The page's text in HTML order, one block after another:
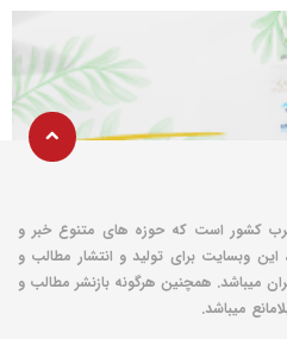
کشور است که حوزه های متنوع خبر و
وبسایت برای تولید و انتشار مطالب و
میباشد. همچنین هرگونه بازنشر مطالب و
میباشد.